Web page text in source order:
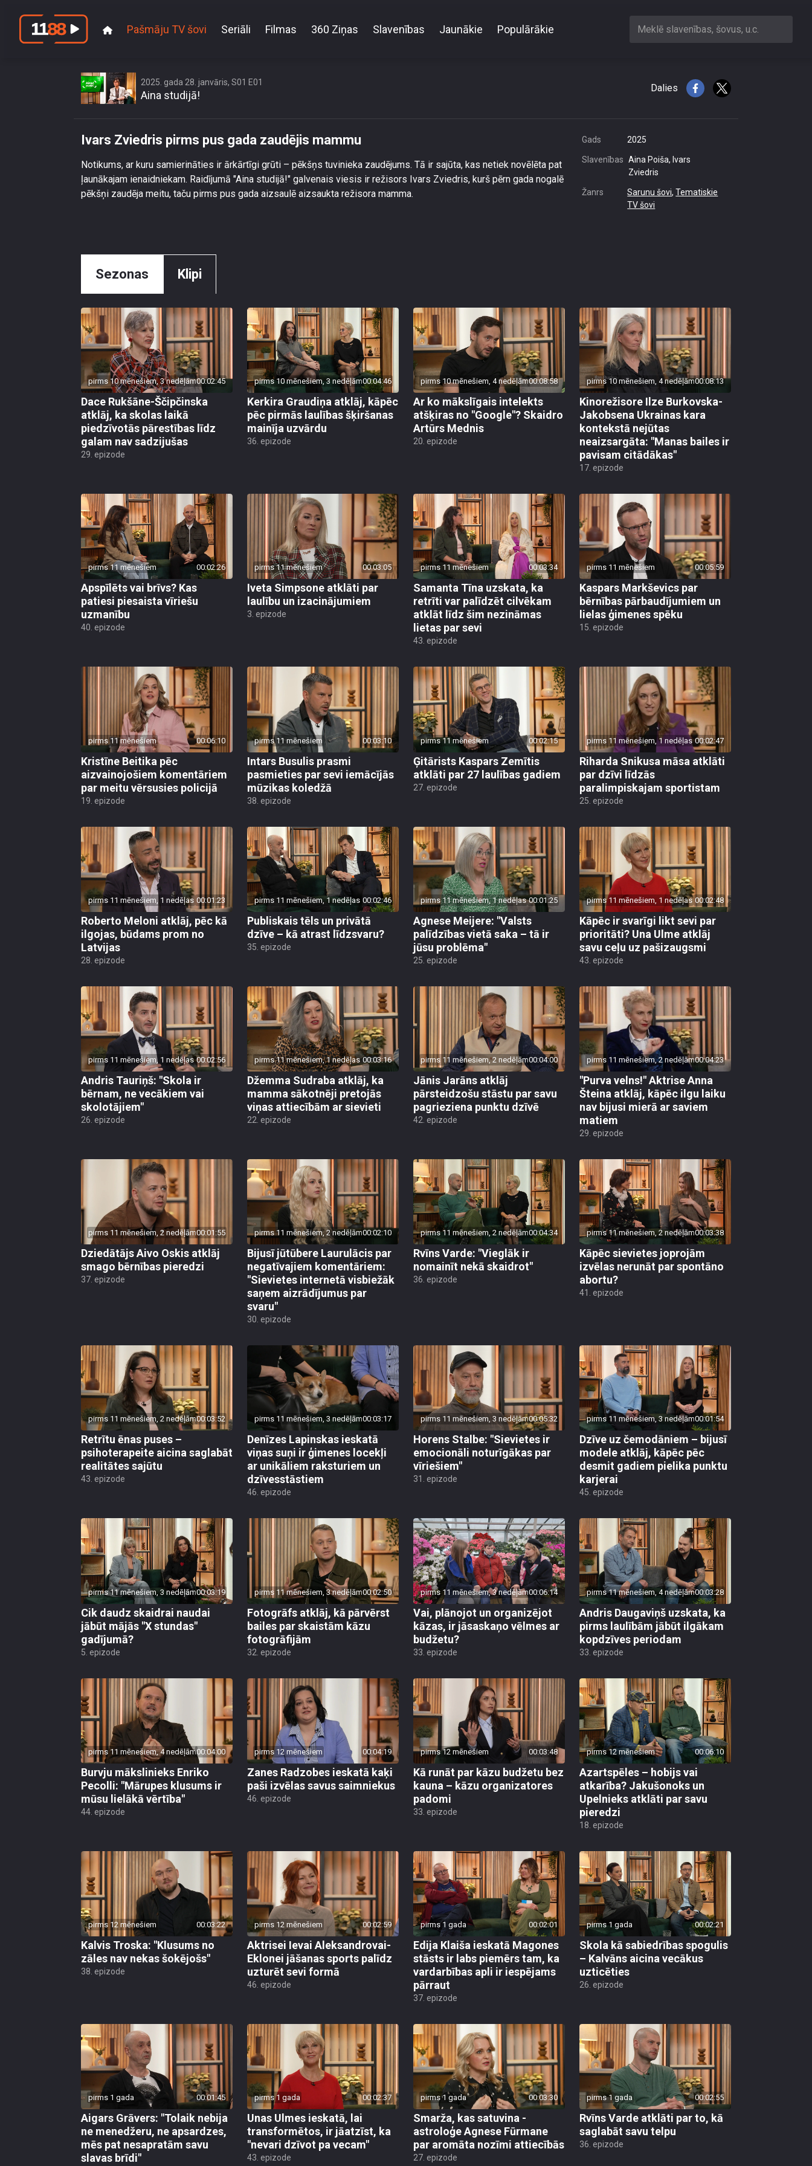
Pašmāju TV šovi Seriāli Filmas 360 Ziņas Slavenības Jaunākie Populārākie Meklē slavenības, šovus, u.c.
2025. gada 28. janvāris, S01 E01
Aina studijā!
Dalies
Ivars Zviedris pirms pus gada zaudējis mammu
Notikums, ar kuru samierināties ir ārkārtīgi grūti – pēkšņs tuvinieka zaudējums. Tā ir sajūta, kas netiek novēlēta pat
ļaunākajam ienaidniekam. Raidījumā "Aina studijā!" galvenais viesis ir režisors Ivars Zviedris, kurš pērn gada nogalē
pēkšņi zaudēja meitu, taču pirms pus gada aizsaulē aizsaukta režisora mamma.
Gads 2025
Slavenības Aina Poiša, Ivars
Zviedris
Žanrs Sarunu šovi,Tematiskie
TV šovi
Sezonas Klipi
pirms 10 mēnešiem, 3 nedēļām00:02:45
Dace Rukšāne-Ščipčinska
atklāj, ka skolas laikā
piedzīvotās pārestības līdz
galam nav sadzijušas
29. epizode
pirms 10 mēnešiem, 3 nedēļām00:04:46
Kerkira Graudiņa atklāj, kāpēc
pēc pirmās laulības šķiršanas
mainīja uzvārdu
36. epizode
pirms 10 mēnešiem, 4 nedēļām00:08:58
Ar ko mākslīgais intelekts
atšķiras no "Google"? Skaidro
Artūrs Mednis
20. epizode
pirms 10 mēnešiem, 4 nedēļām00:08:13
Kinorežisore Ilze Burkovska-
Jakobsena Ukrainas kara
kontekstā nejūtas
neaizsargāta: "Manas bailes ir
pavisam citādākas"
17. epizode
pirms 11 mēnešiem 00:02:26
Apspīlēts vai brīvs? Kas
patiesi piesaista vīriešu
uzmanību
40. epizode
pirms 11 mēnešiem 00:03:05
Iveta Simpsone atklāti par
laulību un izacinājumiem
3. epizode
pirms 11 mēnešiem 00:03:34
Samanta Tīna uzskata, ka
retrīti var palīdzēt cilvēkam
atklāt līdz šim nezināmas
lietas par sevi
43. epizode
pirms 11 mēnešiem 00:05:59
Kaspars Markševics par
bērnības pārbaudījumiem un
lielas ģimenes spēku
15. epizode
pirms 11 mēnešiem 00:06:10
Kristīne Beitika pēc
aizvainojošiem komentāriem
par meitu vērsusies policijā
19. epizode
pirms 11 mēnešiem 00:03:10
Intars Busulis prasmi
pasmieties par sevi iemācījās
mūzikas koledžā
38. epizode
pirms 11 mēnešiem 00:02:15
Ģitārists Kaspars Zemītis
atklāti par 27 laulības gadiem
27. epizode
pirms 11 mēnešiem, 1 nedēļas 00:02:47
Riharda Snikusa māsa atklāti
par dzīvi līdzās
paralimpiskajam sportistam
25. epizode
pirms 11 mēnešiem, 1 nedēļas 00:01:23
Roberto Meloni atklāj, pēc kā
ilgojas, būdams prom no
Latvijas
28. epizode
pirms 11 mēnešiem, 1 nedēļas 00:02:46
Publiskais tēls un privātā
dzīve – kā atrast līdzsvaru?
35. epizode
pirms 11 mēnešiem, 1 nedēļas 00:01:25
Agnese Meijere: "Valsts
palīdzības vietā saka – tā ir
jūsu problēma"
25. epizode
pirms 11 mēnešiem, 1 nedēļas 00:02:48
Kāpēc ir svarīgi likt sevi par
prioritāti? Una Ulme atklāj
savu ceļu uz pašizaugsmi
43. epizode
pirms 11 mēnešiem, 1 nedēļas 00:02:56
Andris Tauriņš: "Skola ir
bērnam, ne vecākiem vai
skolotājiem"
26. epizode
pirms 11 mēnešiem, 1 nedēļas 00:03:16
Džemma Sudraba atklāj, ka
mamma sākotnēji pretojās
viņas attiecībām ar sievieti
22. epizode
pirms 11 mēnešiem, 2 nedēļām00:04:00
Jānis Jarāns atklāj
pārsteidzošu stāstu par savu
pagrieziena punktu dzīvē
42. epizode
pirms 11 mēnešiem, 2 nedēļām00:04:23
"Purva velns!" Aktrise Anna
Šteina atklāj, kāpēc ilgu laiku
nav bijusi mierā ar saviem
matiem
29. epizode
pirms 11 mēnešiem, 2 nedēļām00:01:55
Dziedātājs Aivo Oskis atklāj
smago bērnības pieredzi
37. epizode
pirms 11 mēnešiem, 2 nedēļām00:02:10
Bijusī jūtūbere Laurulācis par
negatīvajiem komentāriem:
"Sievietes internetā visbiežāk
saņem aizrādījumus par
svaru"
30. epizode
pirms 11 mēnešiem, 2 nedēļām00:04:34
Rvīns Varde: "Vieglāk ir
nomainīt nekā skaidrot"
36. epizode
pirms 11 mēnešiem, 2 nedēļām00:03:38
Kāpēc sievietes joprojām
izvēlas nerunāt par spontāno
abortu?
41. epizode
pirms 11 mēnešiem, 2 nedēļām00:03:52
Retrītu ēnas puses –
psihoterapeite aicina saglabāt
realitātes sajūtu
43. epizode
pirms 11 mēnešiem, 3 nedēļām00:03:17
Denīzes Lapinskas ieskatā
viņas suņi ir ģimenes locekļi
ar unikāliem raksturiem un
dzīvesstāstiem
46. epizode
pirms 11 mēnešiem, 3 nedēļām00:05:32
Horens Stalbe: "Sievietes ir
emocionāli noturīgākas par
vīriešiem"
31. epizode
pirms 11 mēnešiem, 3 nedēļām00:01:54
Dzīve uz čemodāniem – bijusī
modele atklāj, kāpēc pēc
desmit gadiem pielika punktu
karjerai
45. epizode
pirms 11 mēnešiem, 3 nedēļām00:03:19
Cik daudz skaidrai naudai
jābūt mājās "X stundas"
gadījumā?
5. epizode
pirms 11 mēnešiem, 3 nedēļām00:02:50
Fotogrāfs atklāj, kā pārvērst
bailes par skaistām kāzu
fotogrāfijām
32. epizode
pirms 11 mēnešiem, 3 nedēļām00:06:14
Vai, plānojot un organizējot
kāzas, ir jāsaskaņo vēlmes ar
budžetu?
33. epizode
pirms 11 mēnešiem, 4 nedēļām00:03:28
Andris Daugaviņš uzskata, ka
pirms laulībām jābūt ilgākam
kopdzīves periodam
33. epizode
pirms 11 mēnešiem, 4 nedēļām00:04:00
Burvju mākslinieks Enriko
Pecolli: "Mārupes klusums ir
mūsu lielākā vērtība"
44. epizode
pirms 12 mēnešiem 00:04:19
Zanes Radzobes ieskatā kaķi
paši izvēlas savus saimniekus
46. epizode
pirms 12 mēnešiem 00:03:48
Kā runāt par kāzu budžetu bez
kauna – kāzu organizatores
padomi
33. epizode
pirms 12 mēnešiem 00:06:10
Azartspēles – hobijs vai
atkarība? Jakušonoks un
Upelnieks atklāti par savu
pieredzi
18. epizode
pirms 12 mēnešiem 00:03:22
Kalvis Troska: "Klusums no
zāles nav nekas šokējošs"
38. epizode
pirms 12 mēnešiem 00:02:59
Aktrisei Ievai Aleksandrovai-
Eklonei jāšanas sports palīdz
uzturēt sevi formā
46. epizode
pirms 1 gada 00:02:01
Edija Klaiša ieskatā Magones
stāsts ir labs piemērs tam, ka
vardarbības apli ir iespējams
pārraut
37. epizode
pirms 1 gada 00:02:21
Skola kā sabiedrības spogulis
– Kalvāns aicina vecākus
uzticēties
26. epizode
pirms 1 gada 00:01:45
Aigars Grāvers: "Tolaik nebija
ne menedžeru, ne apsardzes,
mēs pat nesapratām savu
slavas brīdi"
pirms 1 gada 00:02:37
Unas Ulmes ieskatā, lai
transformētos, ir jāatzīst, ka
"nevari dzīvot pa vecam"
43. epizode
pirms 1 gada 00:03:30
Smarža, kas satuvina -
astroloģe Agnese Fūrmane
par aromāta nozīmi attiecībās
27. epizode
pirms 1 gada 00:02:55
Rvīns Varde atklāti par to, kā
saglabāt savu telpu
36. epizode